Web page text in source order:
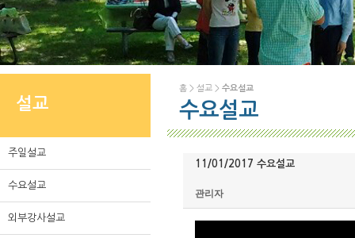
설교
주일설교
수요설교
외부강사설교
홈 > 설교 > 수요설교
수요설교
11/01/2017 수요설교
관리자